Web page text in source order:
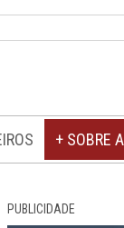
+ SOBRE
PUBLICIDADE